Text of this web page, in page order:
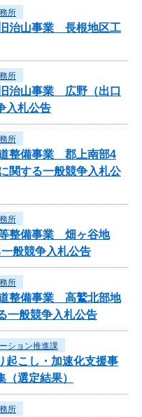
所
治山事業 長根地区工
所
治山事業 広野（出口
入札公告
所
道整備事業 郡上南部4
関する一般競争入札公
所
等整備事業 畑ヶ谷地
般競争入札公告
所
道整備事業 高鷲北部地
一般競争入札公告
ション推進課
起こし・加速化支援事
選定結果）
所